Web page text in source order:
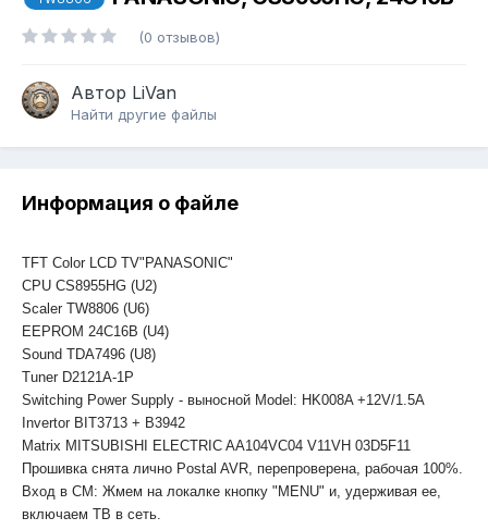
(0 отзывов)
Автор LiVan
Найти другие файлы
Информация о файле
TFT Color LCD TV"PANASONIC"
CPU CS8955HG (U2)
Scaler TW8806 (U6)
EEPROM 24C16B (U4)
Sound TDA7496 (U8)
Tuner D2121A-1P
Switching Power Supply - выносной Model: HK008A +12V/1.5A
Invertor BIT3713 + B3942
Matrix MITSUBISHI ELECTRIC AA104VC04 V11VH 03D5F11
Прошивка снята лично Postal AVR, перепроверена, рабочая 100%.
Вход в СМ: Жмем на локалке кнопку "MENU" и, удерживая ее,
включаем ТВ в сеть.